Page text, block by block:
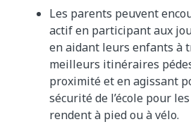
Les parents peuvent
actif en participant aux
en aidant leurs enfants à
meilleurs itinéraires
proximité et en agissant
sécurité de l’école pour
rendent à pied ou à vélo.